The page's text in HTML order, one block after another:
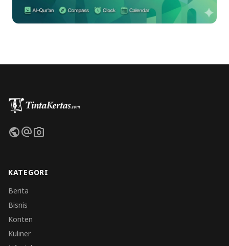
publicalternate_emailphoto_camera
KATEGORI
Berita
Bisnis
Konten
Kuliner